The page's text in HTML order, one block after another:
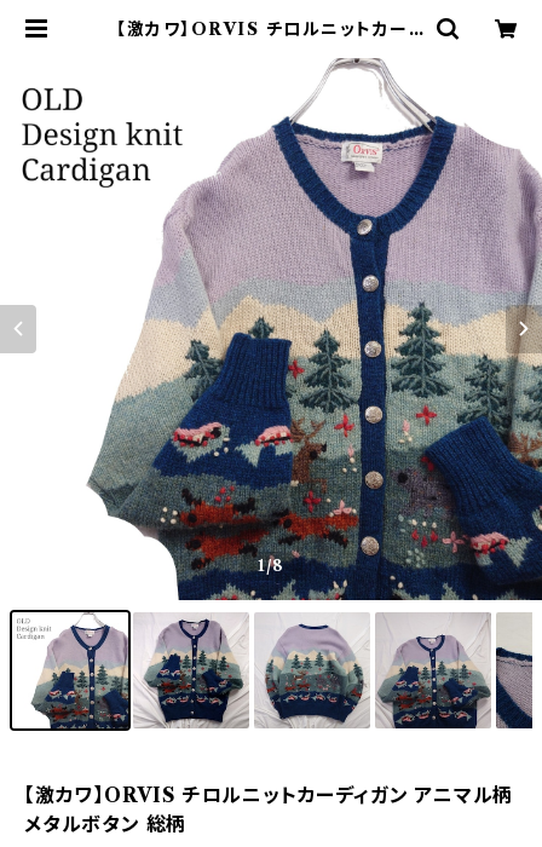
【激カワ】ORVIS チロルニットカーデ
| オンライン古着屋 9chord
1/8
【激カワ】ORVIS チロルニットカーディガン アニマル柄
メタルボタン 総柄